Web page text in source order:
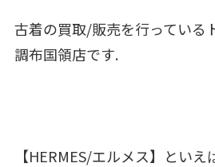
古着の買取/販売を行っている
調布国領店です.
【HERMES/エルメス】とい